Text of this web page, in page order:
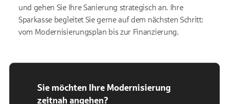
und gehen Sie Ihre Sanierung strategisch an. Ihre
Sparkasse begleitet Sie gerne auf dem nächsten Schritt:
vom Modernisierungsplan bis zur Finanzierung.
Sie möchten Ihre Modernisierung
zeitnah angehen?